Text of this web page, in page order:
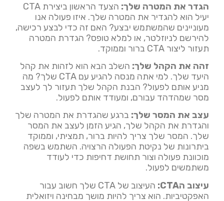
הגדר את המטרה שלך:
הצעד הראשון ביצירת CTA
יעיל הוא להגדיר את המטרה שלך. איזו פעולה אנו
מעוניינים שהמשתמש יבצע? האם זה כדי לבצע רכישה,
להירשם לניוזלטר, או למלא טופס? הגדרת המטרה
תעזור ליצור CTA ברור וממוקד.
זהה את הקהל שלך: השלב הבא הוא לזהות את קהל
היעד שלך. למי אתה מנסה להגיע עם CTA שלך? מה
מניע אותם לפעול? הבנת הקהל שלך תעזור לך לעצב
מסר שמהדהד עבורם, ומעודד אותם לפעול.
עצב את המסר שלך: ברגע שהגדרת את המטרה שלך
והגדרת את הקהל שלך, הגיע הזמן לעצב את המסר
שלך. המסר שלך צריך להיות ברור, תמציתי, וממוקד
ביתרונות של נקיטת הפעולה הרצויה. השתמש בשפה
מוכוונת פעולה וצור תחושת דחיפות כדי לעודד
משתמשים לפעול.
עיצוב הCTA:
העיצוב של CTA שלך חשוב עבור
האפקטיביות. הוא צריך להיות מושך מבחינה ויזואלית